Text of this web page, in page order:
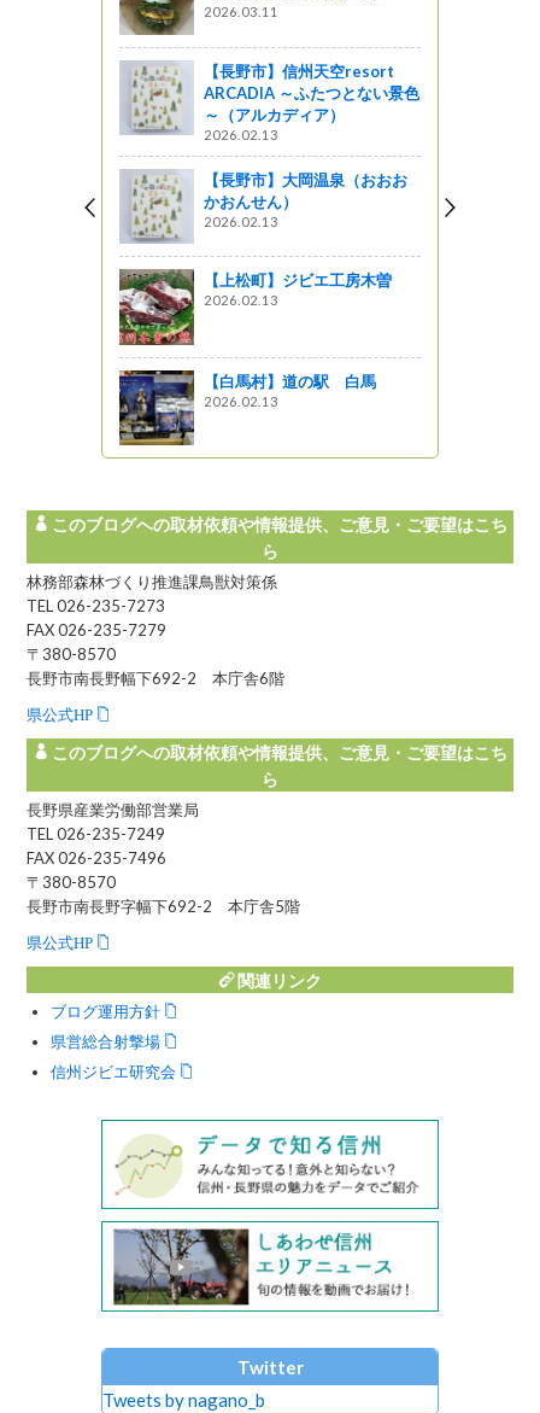
2026.03.11
【長野市】信州天空resort
ARCADIA ～ふたつとない景色
～（アルカディア）
2026.02.13
【長野市】大岡温泉（おおお
かおんせん）
2026.02.13
【上松町】ジビエ工房木曽
2026.02.13
【白馬村】道の駅 白馬
2026.02.13
このブログへの取材依頼や情報提供、ご意見・ご要望はこち
ら
林務部森林づくり推進課鳥獣対策係
TEL 026-235-7273
FAX 026-235-7279
〒380-8570
長野市南長野幅下692-2 本庁舎6階
県公式HP
このブログへの取材依頼や情報提供、ご意見・ご要望はこち
ら
長野県産業労働部営業局
TEL 026-235-7249
FAX 026-235-7496
〒380-8570
長野市南長野字幅下692-2 本庁舎5階
県公式HP
関連リンク
ブログ運用方針
県営総合射撃場
信州ジビエ研究会
Twitter
Tweets by nagano_b